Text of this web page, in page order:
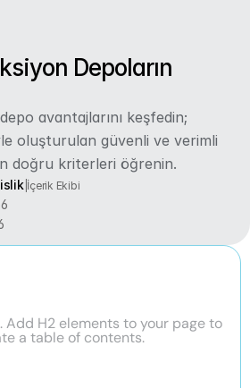
Depoların
avantajlarını keşfedin;
oluşturulan güvenli ve verimli
doğru kriterleri öğrenin.
| İçerik Ekibi
Add H2 elements to your page to
a table of contents.